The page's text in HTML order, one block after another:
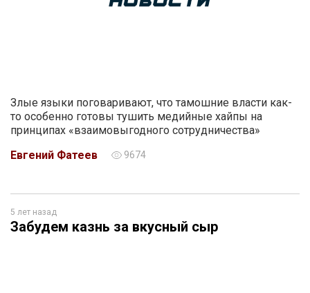
Злые языки поговаривают, что тамошние власти как-
то особенно готовы тушить медийные хайпы на
принципах «взаимовыгодного сотрудничества»
Евгений Фатеев
9674
5 лет назад
Забудем казнь за вкусный сыр